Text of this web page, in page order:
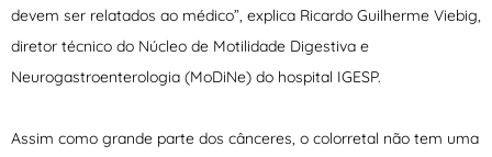
devem ser relatados ao médico”, explica Ricardo Guilherme Viebig,
diretor técnico do Núcleo de Motilidade Digestiva e
Neurogastroenterologia (MoDiNe) do hospital IGESP.
Assim como grande parte dos cânceres, o colorretal não tem uma